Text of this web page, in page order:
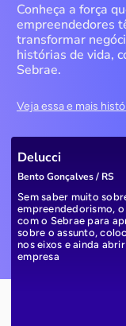
Conheça a força
empreendedores
transformar
histórias de vida,
Sebrae.
Veja essa e mais
Delucci
Bento Gonçalves / RS
Sem saber muito
empreendedorismo,
com o Sebrae para
sobre o assunto,
nos eixos e ainda
empresa